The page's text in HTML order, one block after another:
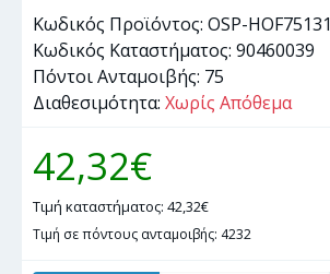
Κωδικός Προϊόντος: OSP-
Κωδικός Καταστήματος: 90460039
Πόντοι Ανταμοιβής: 75
Διαθεσιμότητα: Χωρίς Απόθεμα
42,32€
Τιμή καταστήματος: 42,32€
Τιμή σε πόντους ανταμοιβής: 4232